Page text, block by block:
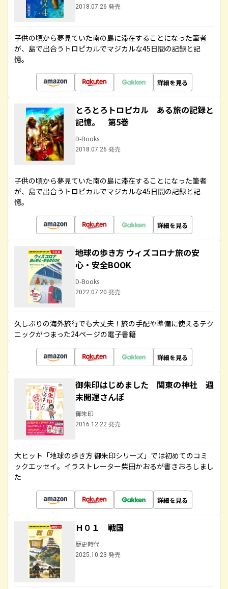
2018.07.26 発売
子供の頃から夢見ていた南の島に滞在することになった筆者
が、島で出合うトロピカルでマジカルな45日間の記録と記
憶。
詳細を見る
とろとろトロピカル ある旅の記録と
記憶。 第5巻
D-Books
2018.07.26 発売
子供の頃から夢見ていた南の島に滞在することになった筆者
が、島で出合うトロピカルでマジカルな45日間の記録と記
憶。
詳細を見る
地球の歩き方 ウィズコロナ旅の安
心・安全BOOK
D-Books
2022.07.20 発売
久しぶりの海外旅行でも大丈夫！旅の手配や準備に使えるテク
ニックがつまった24ページの電子書籍
詳細を見る
御朱印はじめました 関東の神社 週
末開運さんぽ
御朱印
2016.12.22 発売
大ヒット「地球の歩き方 御朱印シリーズ」では初めてのコミ
ックエッセイ。イラストレーター柴田かおるが書きおろしまし
た
詳細を見る
Ｈ０１ 戦国
歴史時代
2025.10.23 発売